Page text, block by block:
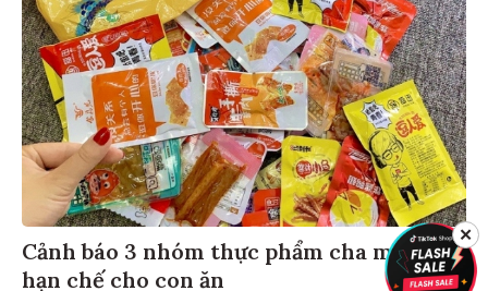
Cảnh báo 3 nhóm thực phẩm cha mẹ nên
hạn chế cho con ăn
✕